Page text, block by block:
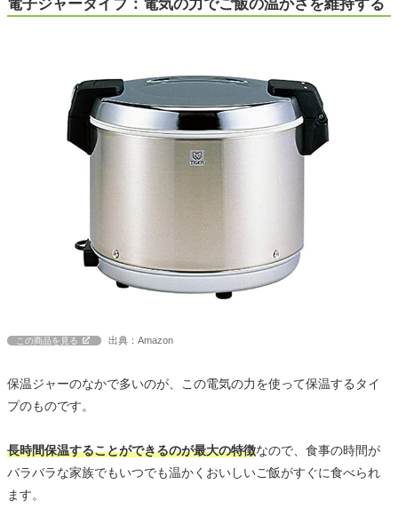
電子ジャータイプ：電気の力でご飯の温かさを維持する
この商品を見る 出典：Amazon
保温ジャーのなかで多いのが、この電気の力を使って保温するタイ
プのものです。
長時間保温することができるのが最大の特徴なので、食事の時間が
バラバラな家族でもいつでも温かくおいしいご飯がすぐに食べられ
ます。